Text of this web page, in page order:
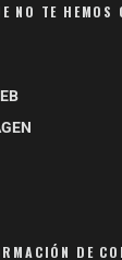
NO TE HEMOS
DE